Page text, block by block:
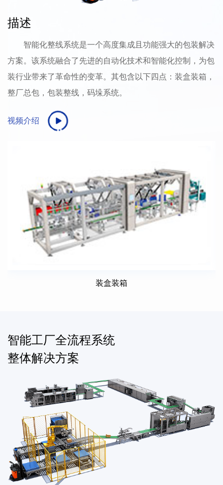
描述
智能化整线系统是一个高度集成且功能强大的包装解决
方案。该系统融合了先进的自动化技术和智能化控制，为包
装行业带来了革命性的变革。其包含以下四点：装盒装箱，
整厂总包，包装整线，码垛系统。
视频介绍
装盒装箱
智能工厂全流程系统
整体解决方案